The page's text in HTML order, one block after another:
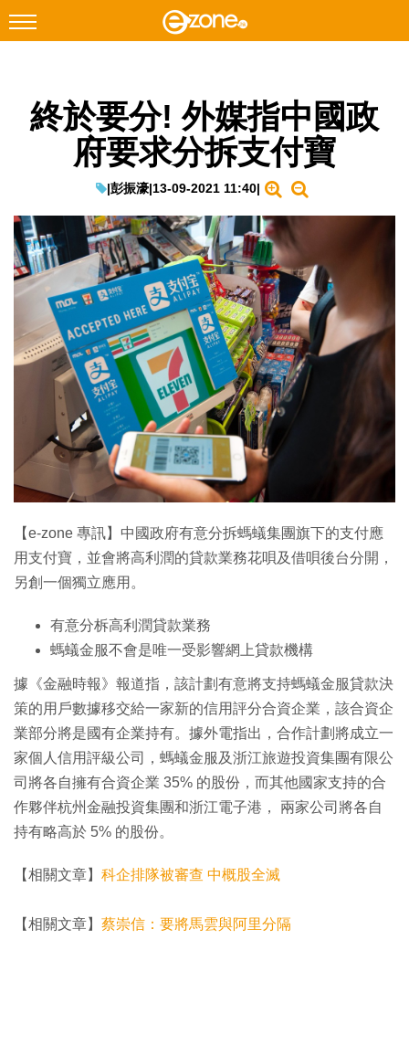
Facebook Instagram
遊戲動漫
教學評測
EduTech
IT Times
生成式AI與雲端應用
Enterprise Digital Transformation
終於要分! 外媒指中國政
府要求分拆支付寶
|彭振濠|13-09-2021 11:40|
【e-zone 專訊】中國政府有意分拆螞蟻集團旗下的支付應
用支付寶，並會將高利潤的貸款業務花唄及借唄後台分開，
另創一個獨立應用。
有意分柝高利潤貸款業務
螞蟻金服不會是唯一受影響網上貸款機構
據《金融時報》報道指，該計劃有意將支持螞蟻金服貸款決
策的用戶數據移交給一家新的信用評分合資企業，該合資企
業部分將是國有企業持有。據外電指出，合作計劃將成立一
家個人信用評級公司，螞蟻金服及浙江旅遊投資集團有限公
司將各自擁有合資企業 35% 的股份，而其他國家支持的合
作夥伴杭州金融投資集團和浙江電子港， 兩家公司將各自
持有略高於 5% 的股份。
【相關文章】 科企排隊被審查 中概股全滅
【相關文章】 蔡崇信：要將馬雲與阿里分隔